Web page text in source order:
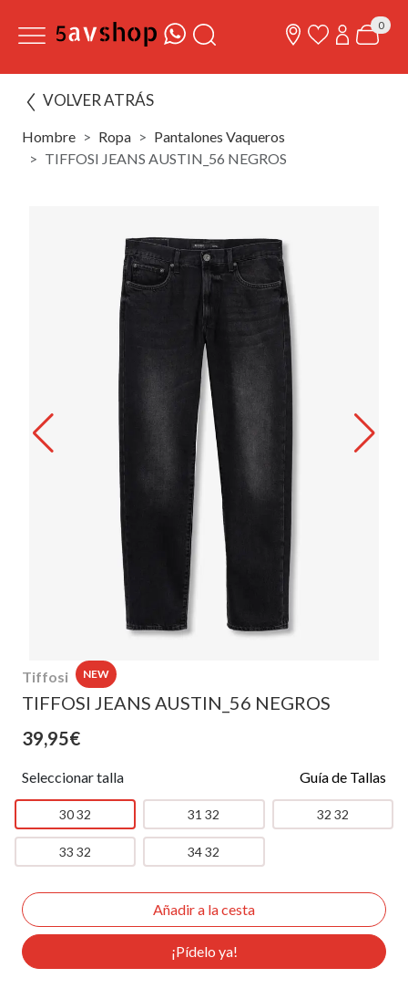
0
VOLVER ATRÁS
Hombre Ropa
Pantalones Vaqueros
TIFFOSI JEANS AUSTIN_56 NEGROS
Tiffosi NEW
TIFFOSI JEANS AUSTIN_56 NEGROS
39,95€
Seleccionar talla Guía de Tallas
30 32 31 32 32 32
33 32 34 32
¡Pídelo ya!